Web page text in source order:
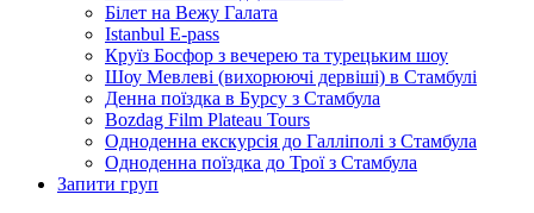
Білет на Вежу Галата
Istanbul E-pass
Круїз Босфор з вечерею та турецьким шоу
Шоу Мевлеві (вихорюючі дервіші) в Стамбулі
Денна поїздка в Бурсу з Стамбула
Bozdag Film Plateau Tours
Одноденна екскурсія до Галліполі з Стамбула
Одноденна поїздка до Трої з Стамбула
Запити груп